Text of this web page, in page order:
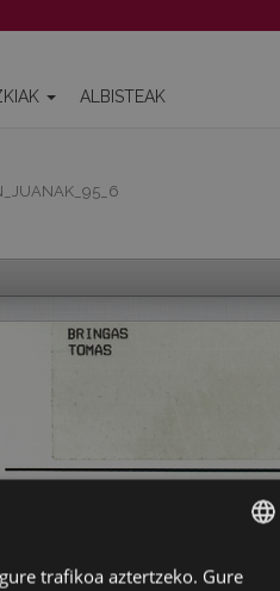
ALBISTEAK
BASQUE
trafikoa aztertzeko. Gure